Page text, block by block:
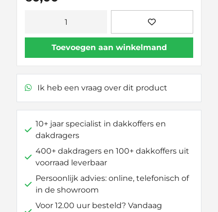
145041
Toevoegen aan winkelmand
Ik heb een vraag over dit product
10+ jaar specialist in dakkoffers en
dakdragers
400+ dakdragers en 100+ dakkoffers uit
voorraad leverbaar
Persoonlijk advies: online, telefonisch of
in de showroom
Voor 12.00 uur besteld? Vandaag